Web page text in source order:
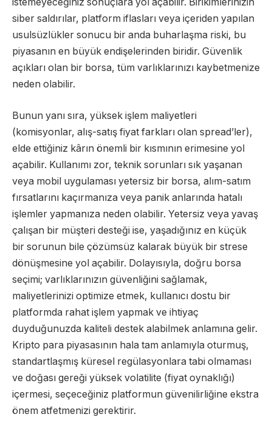
siber saldırılar, platform iflasları veya içeriden yapılan
usulsüzlükler sonucu bir anda buharlaşma riski, bu
piyasanın en büyük endişelerinden biridir. Güvenlik
açıkları olan bir borsa, tüm varlıklarınızı kaybetmenize
neden olabilir.
Bunun yanı sıra, yüksek işlem maliyetleri
(komisyonlar, alış-satış fiyat farkları olan spread’ler),
elde ettiğiniz kârın önemli bir kısmının erimesine yol
açabilir. Kullanımı zor, teknik sorunları sık yaşanan
veya mobil uygulaması yetersiz bir borsa, alım-satım
fırsatlarını kaçırmanıza veya panik anlarında hatalı
işlemler yapmanıza neden olabilir. Yetersiz veya yavaş
çalışan bir müşteri desteği ise, yaşadığınız en küçük
bir sorunun bile çözümsüz kalarak büyük bir strese
dönüşmesine yol açabilir. Dolayısıyla, doğru borsa
seçimi; varlıklarınızın güvenliğini sağlamak,
maliyetlerinizi optimize etmek, kullanıcı dostu bir
platformda rahat işlem yapmak ve ihtiyaç
duyduğunuzda kaliteli destek alabilmek anlamına gelir.
Kripto para piyasasının hala tam anlamıyla oturmuş,
standartlaşmış küresel regülasyonlara tabi olmaması
ve doğası gereği yüksek volatilite (fiyat oynaklığı)
içermesi, seçeceğiniz platformun güvenilirliğine ekstra
önem atfetmenizi gerektirir.